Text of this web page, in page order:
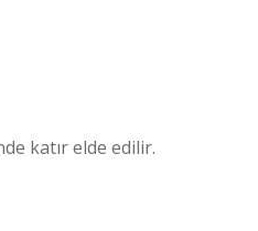
katır elde edilir.